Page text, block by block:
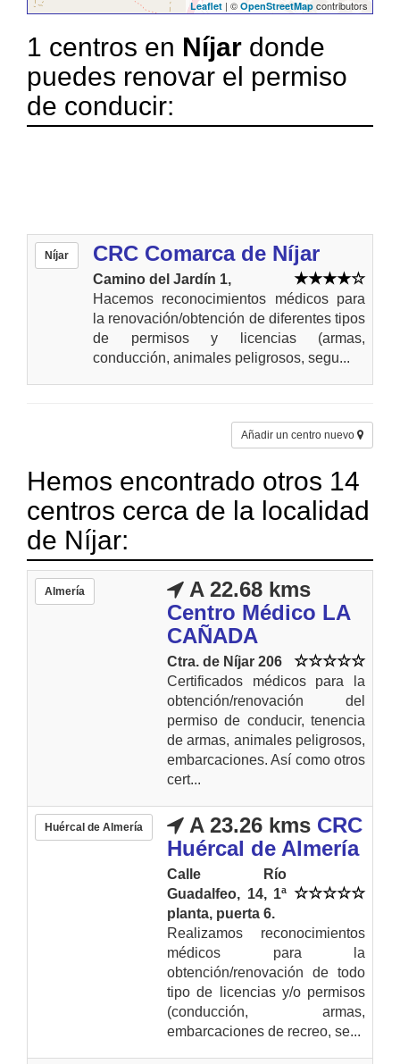
Leaflet | © OpenStreetMap contributors
1 centros en Níjar donde
puedes renovar el permiso
de conducir:
Níjar CRC Comarca de Níjar
Camino del Jardín 1,
Hacemos reconocimientos médicos para
la renovación/obtención de diferentes tipos
de permisos y licencias (armas,
conducción, animales peligrosos, segu...
Añadir un centro nuevo
Hemos encontrado otros 14
centros cerca de la localidad
de Níjar:
Almería
A 22.68 kms
Centro Médico LA
CAÑADA
Ctra. de Níjar 206
Certificados médicos para la
obtención/renovación del
permiso de conducir, tenencia
de armas, animales peligrosos,
embarcaciones. Así como otros
cert...
Huércal de Almería A 23.26 kms CRC
Huércal de Almería
Calle Río
Guadalfeo, 14, 1ª
planta, puerta 6.
Realizamos reconocimientos
médicos para la
obtención/renovación de todo
tipo de licencias y/o permisos
(conducción, armas,
embarcaciones de recreo, se...